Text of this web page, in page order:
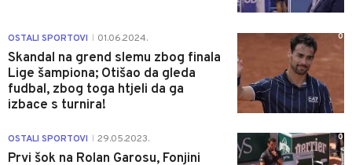
OSTALI SPORTOVI 01.06.2024.
Skandal na grend slemu zbog finala
Lige šampiona; Otišao da gleda
fudbal, zbog toga htjeli da ga
izbace s turnira!
0
OSTALI SPORTOVI 29.05.2023.
Prvi šok na Rolan Garosu, Fonjini
0